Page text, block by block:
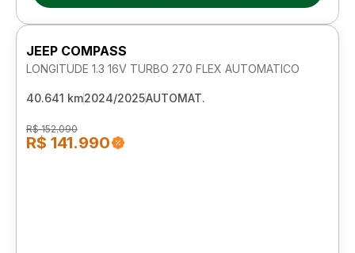
JEEP COMPASS
LONGITUDE 1.3 16V TURBO 270 FLEX AUTOMATICO
40.641 km2024/2025AUTOMAT.
R$ 152.090
R$ 141.990